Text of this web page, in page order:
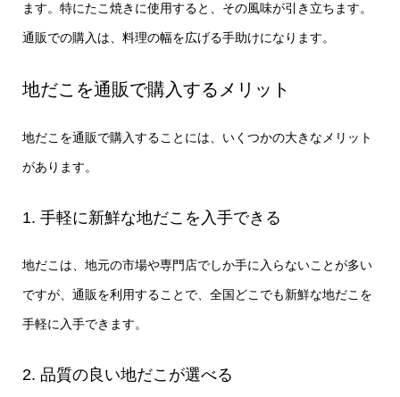
ます。特にたこ焼きに使用すると、その風味が引き立ちます。
通販での購入は、料理の幅を広げる手助けになります。
地だこを通販で購入するメリット
地だこを通販で購入することには、いくつかの大きなメリット
があります。
1. 手軽に新鮮な地だこを入手できる
地だこは、地元の市場や専門店でしか手に入らないことが多い
ですが、通販を利用することで、全国どこでも新鮮な地だこを
手軽に入手できます。
2. 品質の良い地だこが選べる